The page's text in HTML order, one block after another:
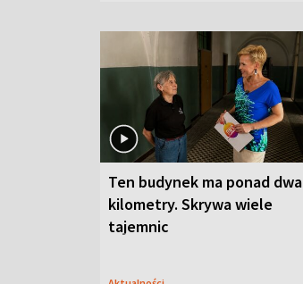
Ten budynek ma ponad dwa
kilometry. Skrywa wiele
tajemnic